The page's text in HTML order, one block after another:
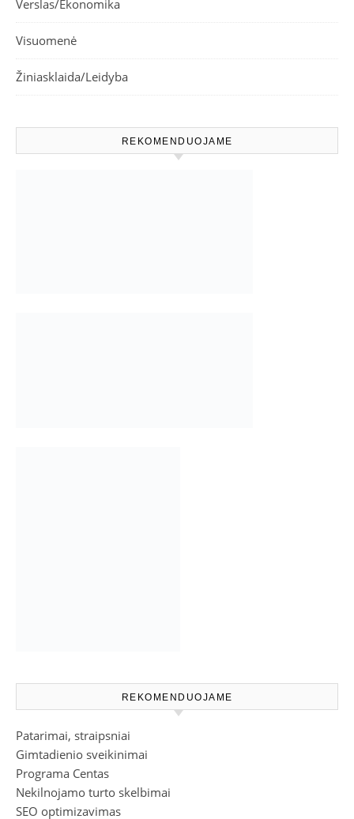
Verslas/Ekonomika
Visuomenė
Žiniasklaida/Leidyba
REKOMENDUOJAME